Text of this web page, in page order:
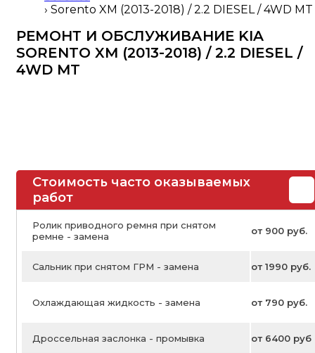
› Sorento XM (2013-2018) / 2.2 DIESEL / 4WD MT
РЕМОНТ И ОБСЛУЖИВАНИЕ KIA
SORENTO XM (2013-2018) / 2.2 DIESEL /
4WD MT
Стоимость часто оказываемых
работ
Ролик приводного ремня при снятом
ремне - замена
от 900 руб.
Сальник при снятом ГРМ - замена от 1990 руб.
Охлаждающая жидкость - замена от 790 руб.
Дроссельная заслонка - промывка от 6400 руб